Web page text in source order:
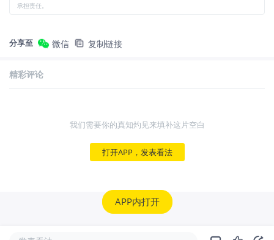
承担责任。
分享至 微信 复制链接
精彩评论
我们需要你的真知灼见来填补这片空白
打开APP，发表看法
APP内打开